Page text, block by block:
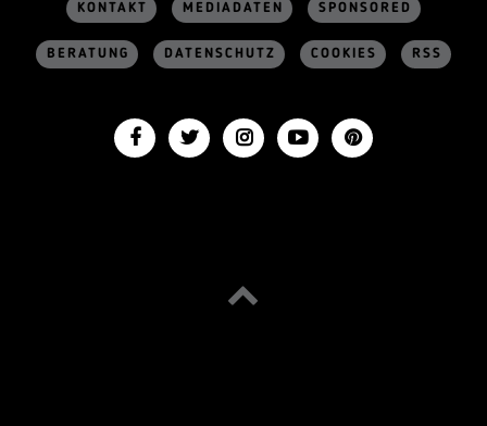
KONTAKT MEDIADATEN SPONSORED
BERATUNG DATENSCHUTZ COOKIES RSS